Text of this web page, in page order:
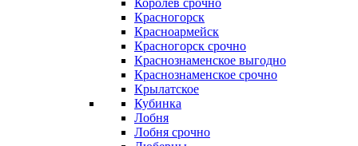
Королев срочно
Красногорск
Красноармейск
Красногорск срочно
Краснознаменское выгодно
Краснознаменское срочно
Крылатское
Кубинка
Лобня
Лобня срочно